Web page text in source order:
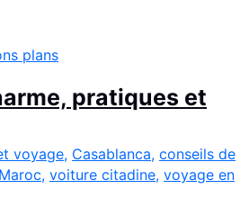
pratiques et
voyage, Casablanca, conseils de
, voiture citadine, voyage en